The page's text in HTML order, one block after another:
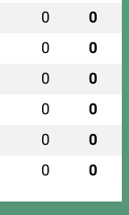
0 0
0 0
0 0
0 0
0 0
0 0